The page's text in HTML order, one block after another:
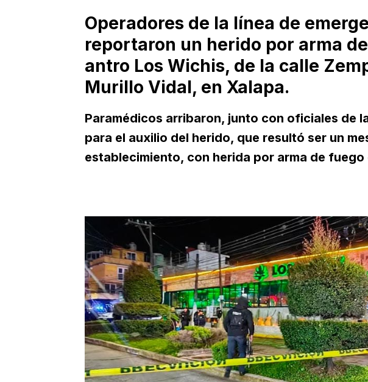
Operadores de la línea de
reportaron un herido por arma
antro Los Wichis, de la calle
Murillo Vidal, en Xalapa.
Paramédicos arribaron, junto con oficiales de
para el auxilio del herido, que resultó ser un
establecimiento, con herida por arma de fuego